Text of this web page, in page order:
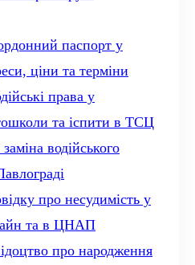
паспорт у
ціни та терміни
права у
та іспити в ТСЦ
водійського
про несудимість у
та в ЦНАП
про народження